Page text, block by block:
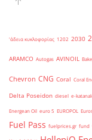
'άδεια κυκλοφορίας 1202 2030
ARAMCO Autogas AVINOIL
Chevron CNG Coral Coral
Delta Poseidon diesel e-
Energean Oil euro 5 EUROPOL
Fuel Pass fuelprices.gr fund